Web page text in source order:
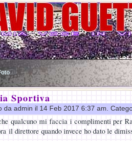
Sportiva
da admin il 14 Feb 2017 6:37 am.
qualcuno mi faccia i complimenti per
il direttore quando invece ho dato le